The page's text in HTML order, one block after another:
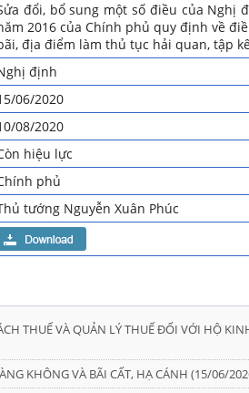
đổi, bổ sung một số điều của Nghị
2016 của Chính phủ quy định về
địa điểm làm thủ tục hải quan, tập
định
06/2020
08/2020
hiệu lực
phủ
tướng Nguyễn Xuân Phúc
THUẾ VÀ QUẢN LÝ THUẾ ĐỐI VỚI HỘ
KHÔNG VÀ BÃI CẤT, HẠ CÁNH (15/06/